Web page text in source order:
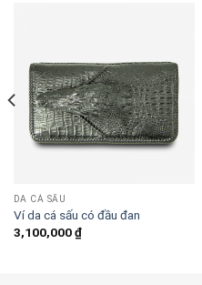
DA CÁ SẤU
Ví da cá sấu có đầu đan
3,100,000₫